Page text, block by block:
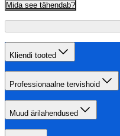
Mida see tähendab?
Kliendi tooted
Professionaalne tervishoid
Muud ärilahendused